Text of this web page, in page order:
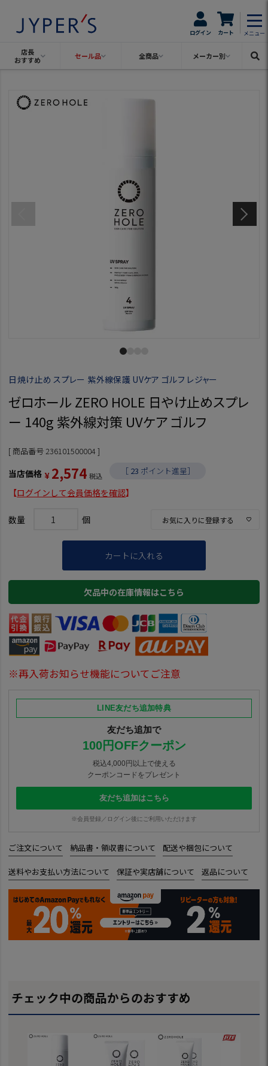
ログイン カート メニュー
店長
おすすめ
セール品 全商品 メーカー別
日焼け止め スプレー 紫外線保護 UVケア ゴルフ レジャー
ゼロホール ZERO HOLE 日やけ止めスプレ
ー 140g 紫外線対策 UVケア ゴルフ
商品番号 236101500004
当店価格 ¥ 2,574 税込 ［ 23 ポイント進呈］
【ログインして会員価格を確認】
お気に入りに登録する
カートに入れる
欠品中の在庫情報はこちら
※再入荷お知らせ機能についてご注意
LINE友だち追加特典
友だち追加で
100円OFFクーポン
税込4,000円以上で使える
クーポンコードをプレゼント
友だち追加はこちら
※会員登録／ログイン後にご利用いただけます
ご注文について 納品書・領収書について 配送や梱包について
送料やお支払い方法について 保証や実店舗について 返品について
チェック中の商品からのおすすめ